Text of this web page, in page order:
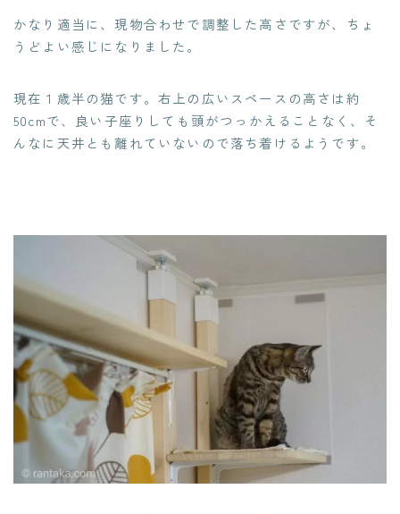
かなり適当に、現物合わせで調整した高さですが、ちょ
うどよい感じになりました。
現在１歳半の猫です。右上の広いスペースの高さは約
50cmで、良い子座りしても頭がつっかえることなく、そ
んなに天井とも離れていないので落ち着けるようです。